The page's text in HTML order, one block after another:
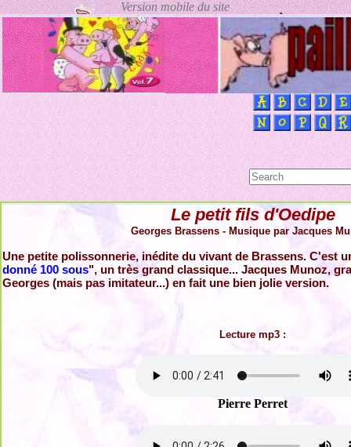
Le petit fils d'Oedipe
Georges Brassens - Musique par Jacques
Une petite polissonnerie, inédite du vivant de Brassens. C'est
donné 100 sous", un très grand classique... Jacques Munoz,
Georges (mais pas imitateur...) en fait une bien jolie version.
Lecture mp3 :
Pierre Perret